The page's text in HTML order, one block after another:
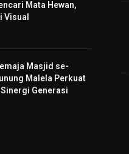
Mata Hewan,
Visual
Masjid se-
Malela Perkuat
Generasi